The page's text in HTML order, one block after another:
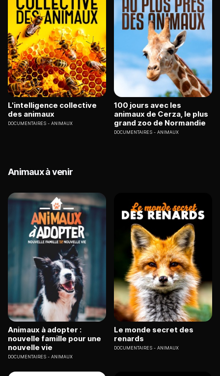
L'intelligence collective
des animaux
DOCUMENTAIRES ANIMAUX
100 jours avec les
animaux de Cerza, le plus
grand zoo de Normandie
DOCUMENTAIRES ANIMAUX
Animaux à venir
Animaux à adopter :
nouvelle famille pour une
nouvelle vie
DOCUMENTAIRES ANIMAUX
Le monde secret des
renards
DOCUMENTAIRES ANIMAUX